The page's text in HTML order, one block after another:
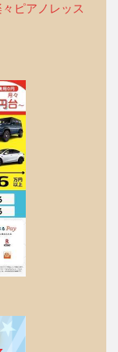
ピアノレッス